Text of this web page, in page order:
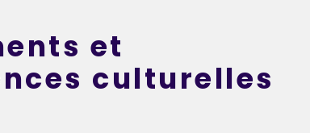
et
culturelles